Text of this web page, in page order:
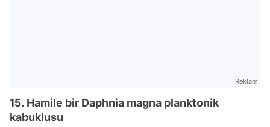
Reklam
15. Hamile bir Daphnia magna planktonik
kabuklusu